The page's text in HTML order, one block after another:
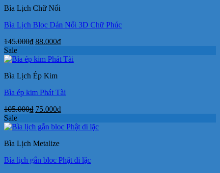
Bìa Lịch Chữ Nổi
Bìa Lịch Bloc Dán Nổi 3D Chữ Phúc
145.000₫ Giá
là:
88.000₫Giá
tại
Sale
Bìa Lịch Ép Kim
Bìa ép kim Phát Tài
105.000₫ Giá
là:
75.000₫Giá
tại
Sale
Bìa Lịch Metalize
Bìa lịch gắn bloc Phật di lặc